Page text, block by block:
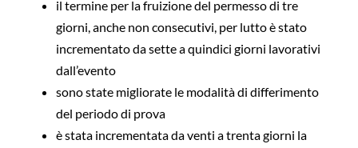
il termine per la fruizione del permesso di tre
giorni, anche non consecutivi, per lutto è stato
incrementato da sette a quindici giorni lavorativi
dall’evento
sono state migliorate le modalità di differimento
del periodo di prova
è stata incrementata da venti a trenta giorni la